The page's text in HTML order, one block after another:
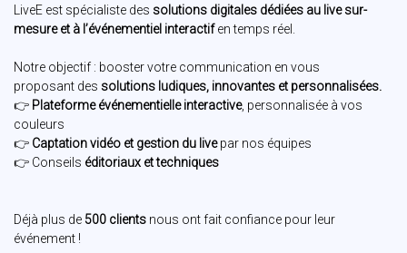
LiveE est spécialiste des solutions digitales dédiées au live sur-
mesure et à l’événementiel interactifen temps réel.
Notre objectif : booster votre communication en vous
proposant des solutions ludiques, innovantes et personnalisées.
👉 Plateforme événementielle interactive, personnalisée à vos
couleurs
👉 Captation vidéo et gestion du livepar nos équipes
👉 Conseils éditoriaux et techniques
Déjà plus de 500 clients nous ont fait confiance pour leur
événement !